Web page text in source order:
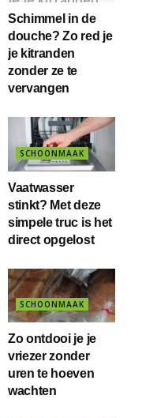
Schimmel in de
douche? Zo red je
je kitranden
zonder ze te
vervangen
SCHOONMAAK
Vaatwasser
stinkt? Met deze
simpele truc is het
direct opgelost
SCHOONMAAK
Zo ontdooi je je
vriezer zonder
uren te hoeven
wachten